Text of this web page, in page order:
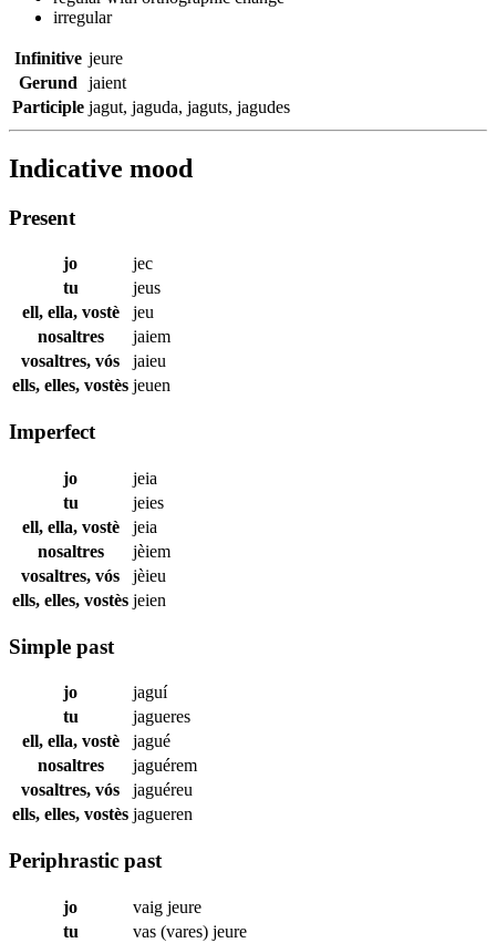
irregular
Infinitive jeure
Gerund
jaient
Participle jagut, jaguda, jaguts, jagudes
Indicative mood
Present
jo
jec
tu
jeus
ell, ella, vostè
jeu
nosaltres
jaiem
vosaltres, vós
jaieu
ells, elles, vostès jeuen
Imperfect
jo
jeia
tu
jeies
ell, ella, vostè
jeia
nosaltres
jèiem
vosaltres, vós
jèieu
ells, elles, vostès jeien
Simple past
jo
jaguí
tu
jagueres
ell, ella, vostè
jagué
nosaltres
jaguérem
vosaltres, vós
jaguéreu
ells, elles, vostès jagueren
Periphrastic past
jo vaig jeure
tu
vas (vares) jeure